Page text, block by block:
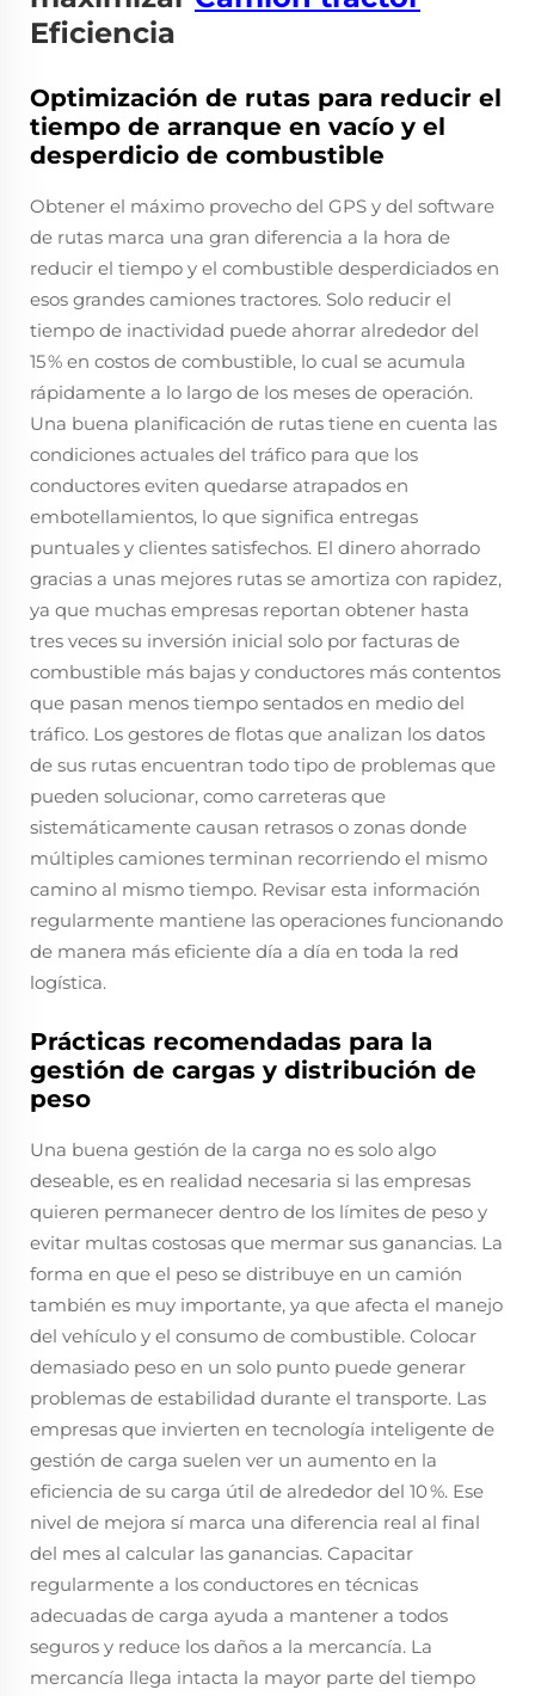
Eficiencia
Optimización de rutas para reducir el
tiempo de arranque en vacío y el
desperdicio de combustible
Obtener el máximo provecho del GPS y del software
de rutas marca una gran diferencia a la hora de
reducir el tiempo y el combustible desperdiciados en
esos grandes camiones tractores. Solo reducir el
tiempo de inactividad puede ahorrar alrededor del
15 % en costos de combustible, lo cual se acumula
rápidamente a lo largo de los meses de operación.
Una buena planificación de rutas tiene en cuenta las
condiciones actuales del tráfico para que los
conductores eviten quedarse atrapados en
embotellamientos, lo que significa entregas
puntuales y clientes satisfechos. El dinero ahorrado
gracias a unas mejores rutas se amortiza con rapidez,
ya que muchas empresas reportan obtener hasta
tres veces su inversión inicial solo por facturas de
combustible más bajas y conductores más contentos
que pasan menos tiempo sentados en medio del
tráfico. Los gestores de flotas que analizan los datos
de sus rutas encuentran todo tipo de problemas que
pueden solucionar, como carreteras que
sistemáticamente causan retrasos o zonas donde
múltiples camiones terminan recorriendo el mismo
camino al mismo tiempo. Revisar esta información
regularmente mantiene las operaciones funcionando
de manera más eficiente día a día en toda la red
logística.
Prácticas recomendadas para la
gestión de cargas y distribución de
peso
Una buena gestión de la carga no es solo algo
deseable, es en realidad necesaria si las empresas
quieren permanecer dentro de los límites de peso y
evitar multas costosas que mermar sus ganancias. La
forma en que el peso se distribuye en un camión
también es muy importante, ya que afecta el manejo
del vehículo y el consumo de combustible. Colocar
demasiado peso en un solo punto puede generar
problemas de estabilidad durante el transporte. Las
empresas que invierten en tecnología inteligente de
gestión de carga suelen ver un aumento en la
eficiencia de su carga útil de alrededor del 10 %. Ese
nivel de mejora sí marca una diferencia real al final
del mes al calcular las ganancias. Capacitar
regularmente a los conductores en técnicas
adecuadas de carga ayuda a mantener a todos
seguros y reduce los daños a la mercancía. La
mercancía llega intacta la mayor parte del tiempo